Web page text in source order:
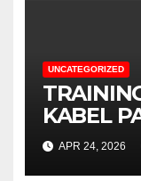
UNCATEGORIZED
KABEL
APR 24, 2026